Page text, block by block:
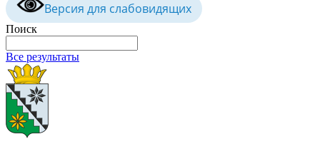
Версия для слабовидящих
Поиск
Все результаты